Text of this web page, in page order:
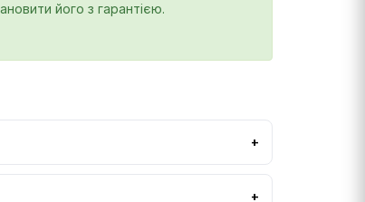
його з гарантією.